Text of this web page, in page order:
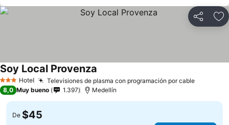
Compartir
3 Estrellas
Hotel Televisiones de plasma con programación por cable
Soy Local Provenza
8,0 Muy bueno 1.397 Medellín
De $45